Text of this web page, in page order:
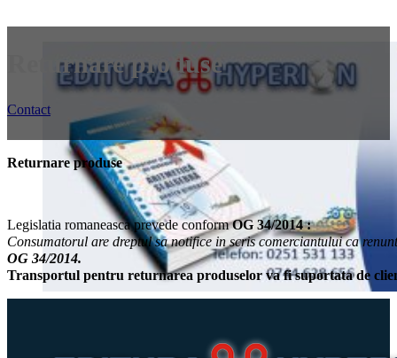
Returnare produse
Contact
Returnare produse
Legislatia romaneasca prevede conformOG 34/2014 :
Consumatorul are dreptul sa notifice in scris comerciantului ca
OG 34/2014.
Transportul pentru returnarea produselor va fi suportata de